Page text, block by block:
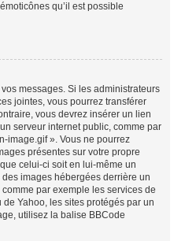
qu’il est possible
messages. Si les administrateurs
jointes, vous pourrez transférer
vous devrez insérer un lien
serveur internet public, comme par
image.gif ». Vous ne pourrez
présentes sur votre propre
celui-ci soit en lui-même un
images hébergées derrière un
par exemple les services de
Yahoo, les sites protégés par un
utilisez la balise BBCode